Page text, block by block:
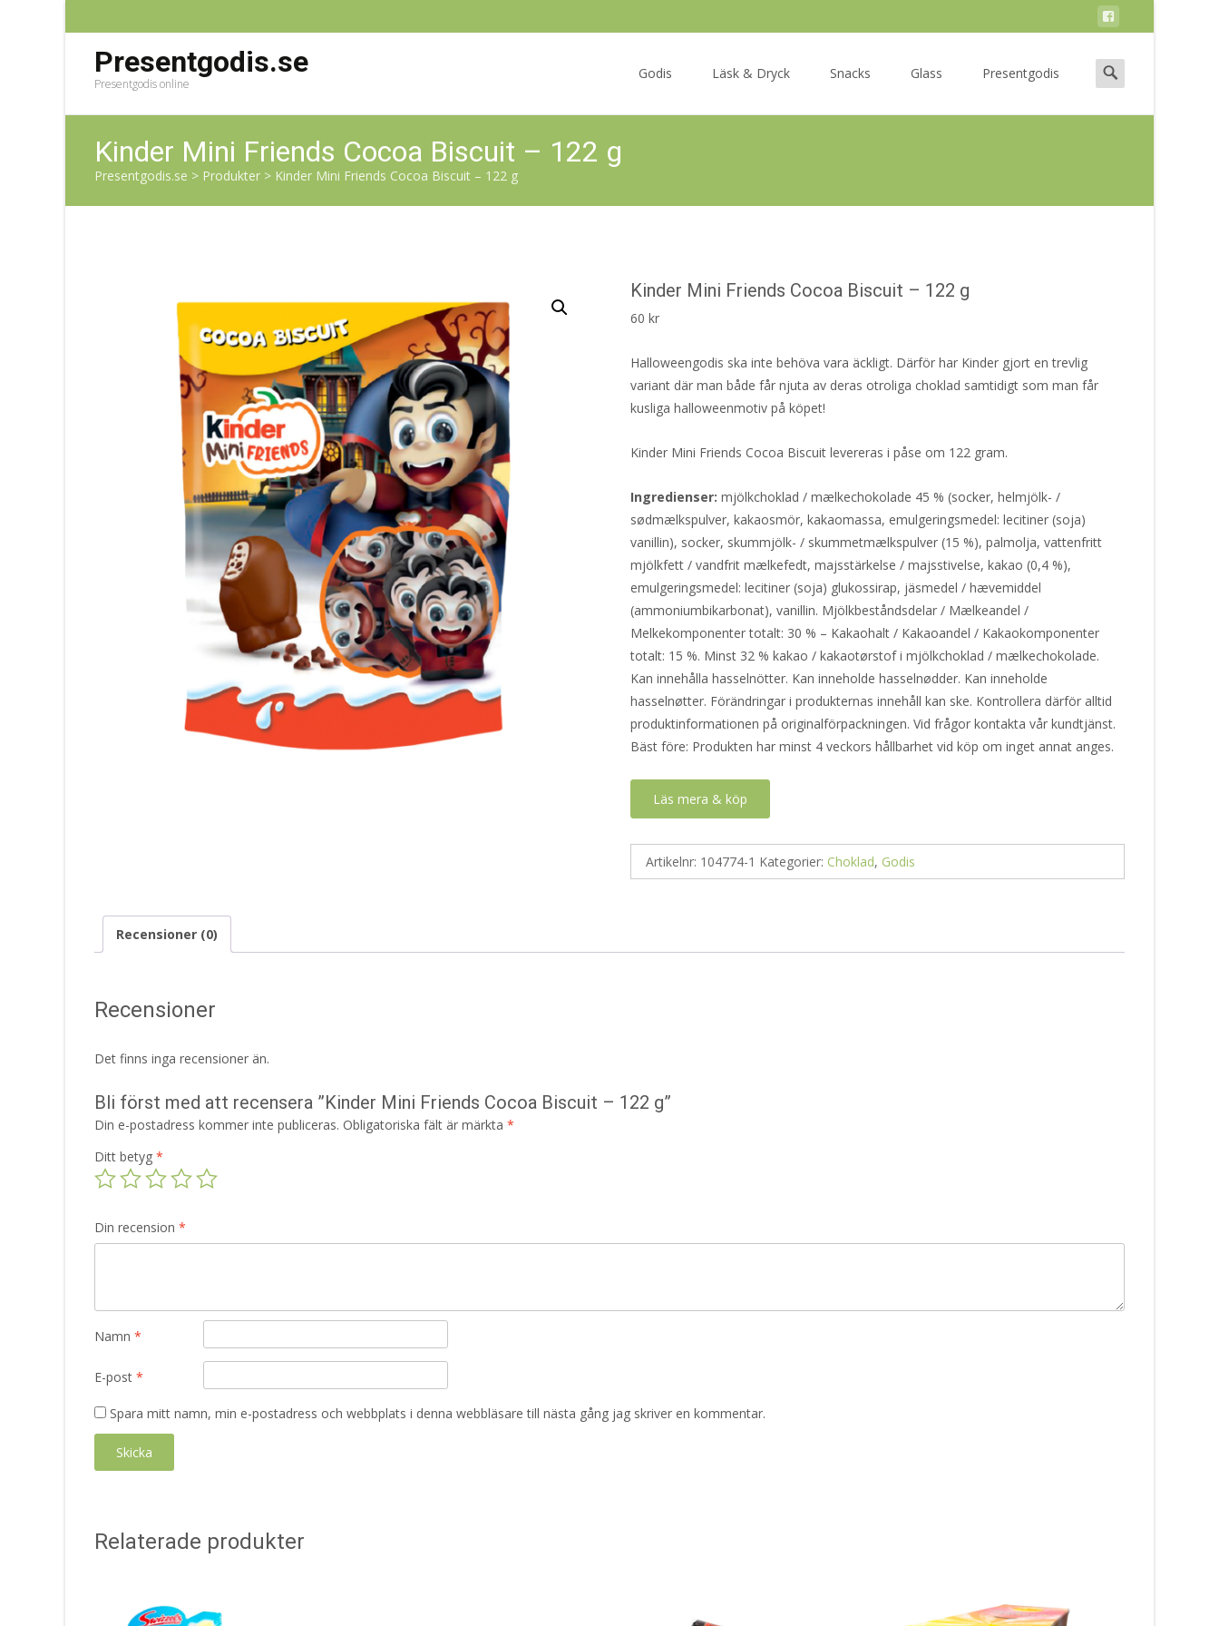
Presentgodis.se
Presentgodis online
Godis Läsk & Dryck Snacks Glass Presentgodis
Search
for:
Kinder Mini Friends Cocoa Biscuit – 122 g
Presentgodis.se > Produkter > Kinder Mini Friends Cocoa Biscuit – 122 g
Kinder Mini Friends Cocoa Biscuit – 122 g
60 kr
Halloweengodis ska inte behöva vara äckligt. Därför har Kinder gjort en trevlig
variant där man både får njuta av deras otroliga choklad samtidigt som man får
kusliga halloweenmotiv på köpet!
Kinder Mini Friends Cocoa Biscuit levereras i påse om 122 gram.
Ingredienser: mjölkchoklad / mælkechokolade 45 % (socker, helmjölk- /
sødmælkspulver, kakaosmör, kakaomassa, emulgeringsmedel: lecitiner (soja)
vanillin), socker, skummjölk- / skummetmælkspulver (15 %), palmolja, vattenfritt
mjölkfett / vandfrit mælkefedt, majsstärkelse / majsstivelse, kakao (0,4 %),
emulgeringsmedel: lecitiner (soja) glukossirap, jäsmedel / hævemiddel
(ammoniumbikarbonat), vanillin. Mjölkbeståndsdelar / Mælkeandel /
Melkekomponenter totalt: 30 % – Kakaohalt / Kakaoandel / Kakaokomponenter
totalt: 15 %. Minst 32 % kakao / kakaotørstof i mjölkchoklad / mælkechokolade.
Kan innehålla hasselnötter. Kan inneholde hasselnødder. Kan inneholde
hasselnøtter. Förändringar i produkternas innehåll kan ske. Kontrollera därför alltid
produktinformationen på originalförpackningen. Vid frågor kontakta vår kundtjänst.
Bäst före: Produkten har minst 4 veckors hållbarhet vid köp om inget annat anges.
Läs mera & köp
Artikelnr: 104774-1 Kategorier: Choklad, Godis
Recensioner (0)
Recensioner
Det finns inga recensioner än.
Bli först med att recensera ”Kinder Mini Friends Cocoa Biscuit – 122 g”
Din e-postadress kommer inte publiceras. Obligatoriska fält är märkta *
Ditt betyg *
Din recension *
Namn *
E-post *
Spara mitt namn, min e-postadress och webbplats i denna webbläsare till nästa gång jag skriver en kommentar.
Relaterade produkter